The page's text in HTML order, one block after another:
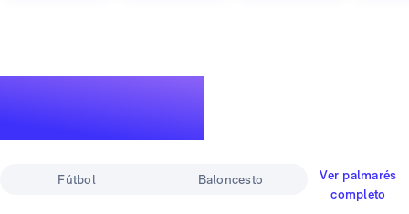
Fútbol Baloncesto
Ver palmarés
completo